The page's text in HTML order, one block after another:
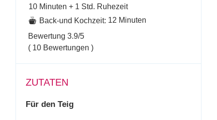
10 Minuten + 1 Std. Ruhezeit
Back-und Kochzeit: 12 Minuten
Bewertung 3.9/5
( 10 Bewertungen )
ZUTATEN
Für den Teig